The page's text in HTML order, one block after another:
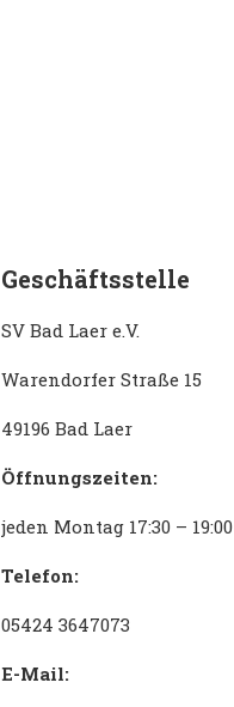
Geschäftsstelle
SV Bad Laer e.V.
Warendorfer Straße 15
49196 Bad Laer
Öffnungszeiten:
jeden Montag 17:30 – 19:00
Telefon:
05424 3647073
E-Mail: